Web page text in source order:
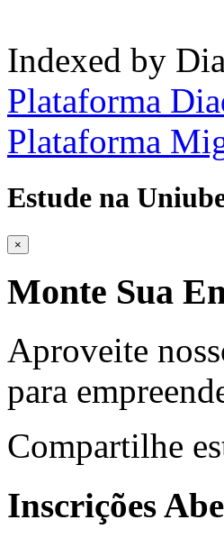
Indexed by
Plataforma
Plataforma
Estude na
×
Monte Sua
Aproveite
para
Compartilhe
Inscrições